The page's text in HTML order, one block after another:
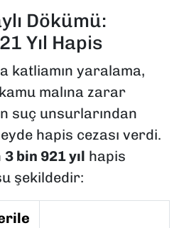
Dökümü:
Yıl Hapis
katliamın yaralama,
malına zarar
suç unsurlarından
hapis cezası verdi.
3 bin 921 yıl hapis
şekildedir: